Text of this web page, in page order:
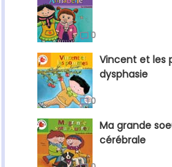
0
Vincent et les
dysphasie
0
Ma grande
cérébrale